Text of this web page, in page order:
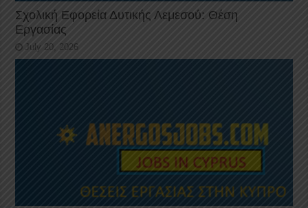
Σχολική Εφορεία Δυτικής Λεμεσού: Θέση
Εργασίας
July 20, 2026